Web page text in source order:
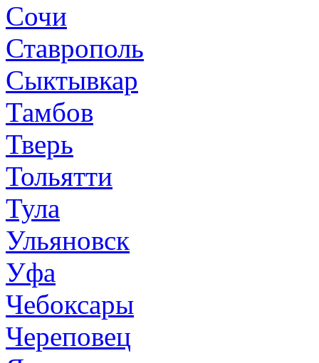
Сочи
Ставрополь
Сыктывкар
Тамбов
Тверь
Тольятти
Тула
Ульяновск
Уфа
Чебоксары
Череповец